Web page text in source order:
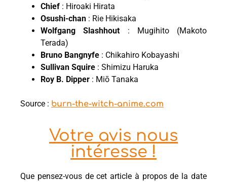
Chief : Hiroaki Hirata
Osushi-chan : Rie Hikisaka
Wolfgang Slashhout : Mugihito (Makoto
Terada)
Bruno Bangnyfe : Chikahiro Kobayashi
Sullivan Squire : Shimizu Haruka
Roy B. Dipper : Miō Tanaka
Source : burn-the-witch-anime.com
Votre avis nous
intéresse !
Que pensez-vous de cet article à propos de la date